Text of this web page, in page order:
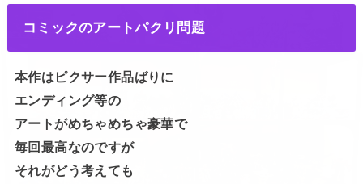
コミックのアートパクリ問題
本作はピクサー作品ばりに
エンディング等の
アートがめちゃめちゃ豪華で
毎回最高なのですが
それがどう考えても